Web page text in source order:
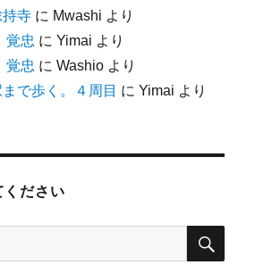
寺 に Mwashi より
覚忠 にYimai より
覚忠 にWashio より
で歩く。４周目 にYimai より
ください
検